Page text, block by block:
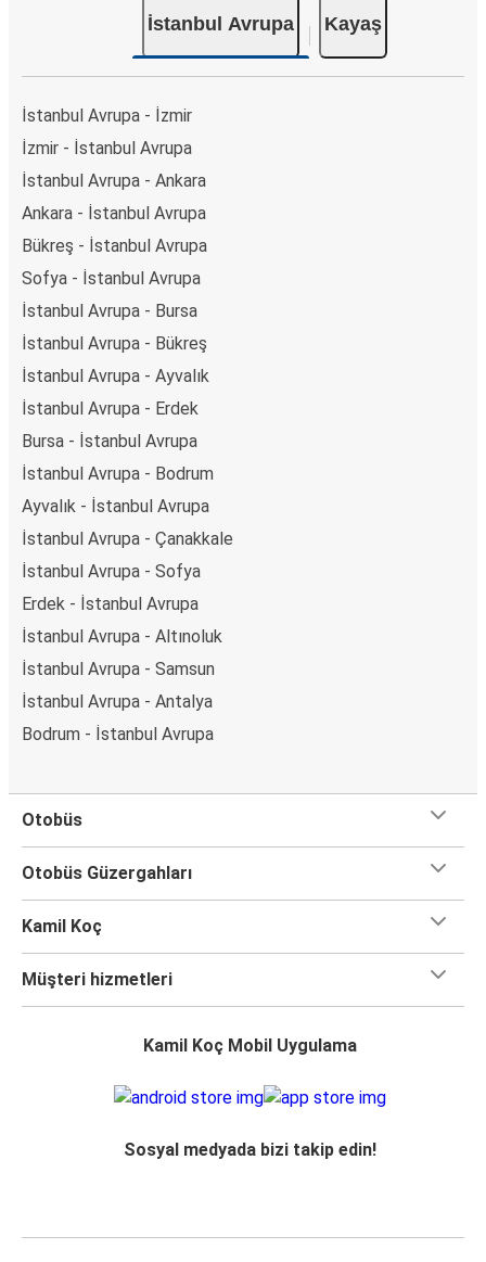
İstanbul Avrupa Kayaş
İstanbul Avrupa - İzmir
İzmir - İstanbul Avrupa
İstanbul Avrupa - Ankara
Ankara - İstanbul Avrupa
Bükreş - İstanbul Avrupa
Sofya - İstanbul Avrupa
İstanbul Avrupa - Bursa
İstanbul Avrupa - Bükreş
İstanbul Avrupa - Ayvalık
İstanbul Avrupa - Erdek
Bursa - İstanbul Avrupa
İstanbul Avrupa - Bodrum
Ayvalık - İstanbul Avrupa
İstanbul Avrupa - Çanakkale
İstanbul Avrupa - Sofya
Erdek - İstanbul Avrupa
İstanbul Avrupa - Altınoluk
İstanbul Avrupa - Samsun
İstanbul Avrupa - Antalya
Bodrum - İstanbul Avrupa
Otobüs
Otobüs Güzergahları
Kamil Koç
Müşteri hizmetleri
Kamil Koç Mobil Uygulama
Sosyal medyada bizi takip edin!